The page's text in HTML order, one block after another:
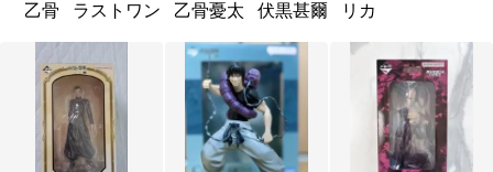
乙骨 ラストワン 乙骨憂太 伏黒甚爾 リカ